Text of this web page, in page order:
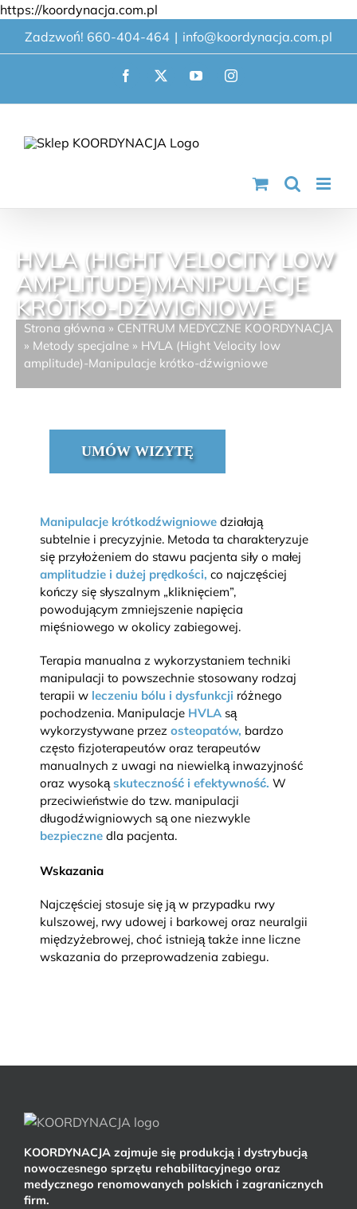
https://koordynacja.com.pl
do
zawartości
Zadzwoń! 660-404-464 | info@koordynacja.com.pl
Facebook
X YouTubeInstagram
HVLA (HIGHT VELOCITY LOW
AMPLITUDE)MANIPULACJE
KRÓTKO-DŹWIGNIOWE
Strona główna » CENTRUM MEDYCZNE KOORDYNACJA
» Metody specjalne» HVLA (Hight Velocity low
amplitude)-Manipulacje krótko-dźwigniowe
UMÓW WIZYTĘ
Manipulacje krótkodźwigniowedziałają
subtelnie i precyzyjnie. Metoda ta charakteryzuje
się przyłożeniem do stawu pacjenta siły o małej
amplitudzie i dużej prędkości, co najczęściej
kończy się słyszalnym „kliknięciem”,
powodującym zmniejszenie napięcia
mięśniowego w okolicy zabiegowej.
Terapia manualna z wykorzystaniem techniki
manipulacji to powszechnie stosowany rodzaj
terapii w leczeniu bólu i dysfunkcji różnego
pochodzenia. Manipulacje HVLA są
wykorzystywane przez osteopatów, bardzo
często fizjoterapeutów oraz terapeutów
manualnych z uwagi na niewielką inwazyjność
oraz wysokąskuteczność i efektywność. W
przeciwieństwie do tzw. manipulacji
długodźwigniowych są one niezwykle
bezpiecznedla pacjenta.
Wskazania
Najczęściej stosuje się ją w przypadku rwy
kulszowej, rwy udowej i barkowej oraz neuralgii
międzyżebrowej, choć istnieją także inne liczne
wskazania do przeprowadzenia zabiegu.
KOORDYNACJA zajmuje się produkcją i dystrybucją
nowoczesnego sprzętu rehabilitacyjnego oraz
medycznego renomowanych polskich i zagranicznych
firm.